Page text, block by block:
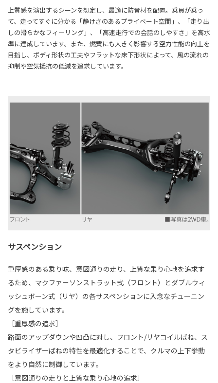
上質感を演出するシーンを想定し、最適に防音材を配置。乗員が乗っ
て、走ってすぐに分かる「静けさのあるプライベート空間」、「走り出
しの滑らかなフィーリング」、「高速走行での会話のしやすさ」を高水
準に達成しています。また、燃費にも大きく影響する空力性能の向上を
目指し、ボディ形状の工夫やフラットな床下形状によって、風の流れの
抑制や空気抵抗の低減を追求しています。
サスペンション
重厚感のある乗り味、意図通りの走り、上質な乗り心地を追求す
るため、マクファーソンストラット式（フロント）とダブルウィ
ッシュボーン式（リヤ）の各サスペンションに入念なチューニン
グを施しています。
［重厚感の追求］
路面のアップダウンや凹凸に対し、フロント/リヤコイルばね、ス
タビライザーばねの特性を最適化することで、クルマの上下挙動
をより自然に制御しています。
［意図通りの走りと上質な乗り心地の追求］